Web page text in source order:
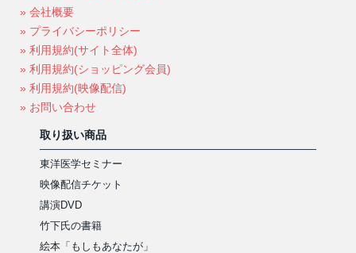
» 会社概要
» プライバシーポリシー
» 利用規約(サイト全体)
» 利用規約(ショッピング会員)
» 利用規約(映像配信)
» お問い合わせ
取り扱い商品
東洋医学セミナー
映像配信チケット
講演DVD
竹下氏の書籍
絵本「もしもあなたが」